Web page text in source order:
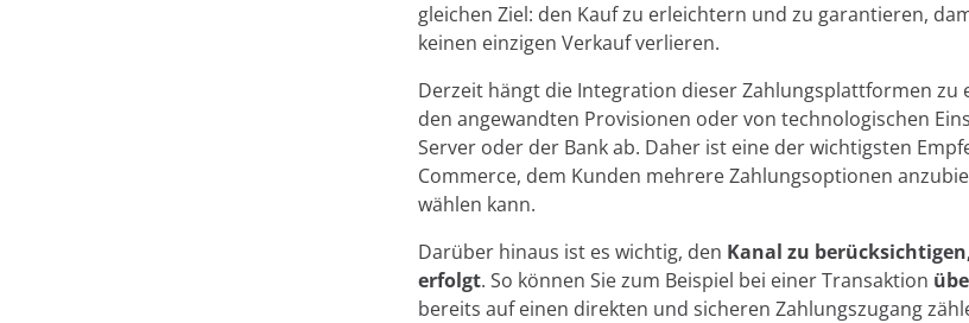
gleichen Ziel: den Kauf zu erleichtern und zu garantieren,
keinen einzigen Verkauf verlieren.
Derzeit hängt die Integration dieser Zahlungsplattformen zu
den angewandten Provisionen oder von technologischen
Server oder der Bank ab. Daher ist eine der wichtigsten
Commerce, dem Kunden mehrere Zahlungsoptionen
wählen kann.
Darüber hinaus ist es wichtig, den Kanal zu
erfolgt. So können Sie zum Beispiel bei einer Transaktion
bereits auf einen direkten und sicheren Zahlungszugang